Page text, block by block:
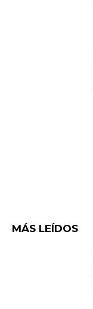
MÁS LEÍDOS